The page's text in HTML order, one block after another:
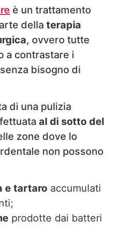
è un trattamento
della terapia
, ovvero tutte
a contrastare i
bisogno di
di una pulizia
al di sotto del
zone dove lo
non possono
e tartaro accumulati
prodotte dai batteri